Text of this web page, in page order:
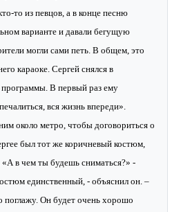
то из певцов, а в конце песню
варианте и давали бегущую
могли сами петь. В общем, это
караоке. Сергей снялся в
программы. В первый раз ему
вся жизнь впереди».
около метро, чтобы договориться о
был тот же коричневый костюм,
«А в чем ты будешь сниматься?» -
единственный, - объяснил он. –
поглажу. Он будет очень хорошо